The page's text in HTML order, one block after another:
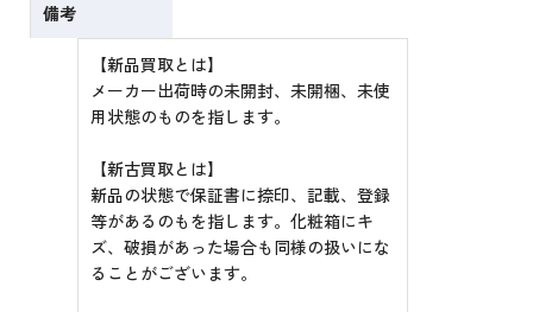
備考
【新品買取とは】
メーカー出荷時の未開封、未開梱、未使
用状態のものを指します。
【新古買取とは】
新品の状態で保証書に捺印、記載、登録
等があるのもを指します。化粧箱にキ
ズ、破損があった場合も同様の扱いにな
ることがございます。